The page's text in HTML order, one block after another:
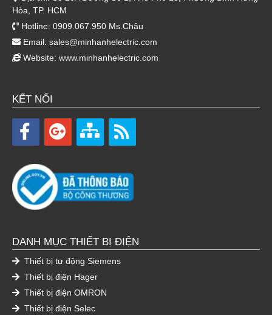
Hòa, TP. HCM
Hotline: 0909.067.950 Ms.Châu
Email: sales@minhanhelectric.com
Website: www.minhanhelectric.com
KẾT NỐI
DANH MỤC THIẾT BỊ ĐIỆN
Thiết bị tự động Siemens
Thiết bị điện Hager
Thiết bị điện OMRON
Thiết bị điện Selec